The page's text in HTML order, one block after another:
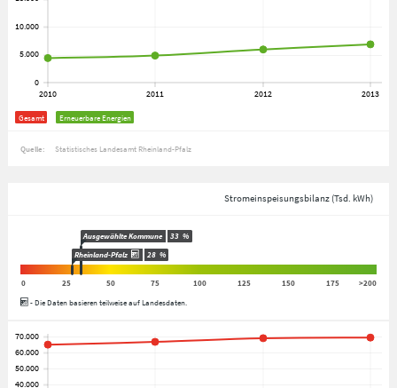
Gesamt Erneuerbare Energien
Quelle: Statistisches Landesamt Rheinland-Pfalz
Stromeinspeisungsbilanz (Tsd. kWh)
Ausgewählte Kommune 33 %
Rheinland-Pfalz
28 %
0 25 50 75 100 125 150 175
>200
- Die Daten basieren teilweise auf Landesdaten.